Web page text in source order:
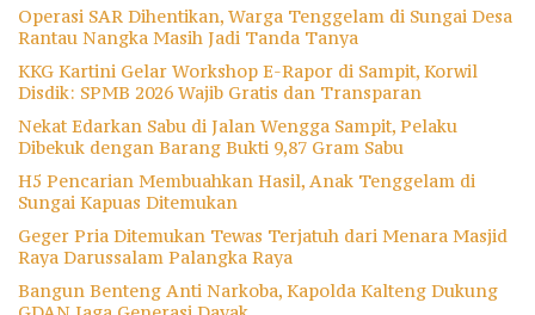
Operasi SAR Dihentikan, Warga Tenggelam di Sungai Desa
Rantau Nangka Masih Jadi Tanda Tanya
KKG Kartini Gelar Workshop E-Rapor di Sampit, Korwil
Disdik: SPMB 2026 Wajib Gratis dan Transparan
Nekat Edarkan Sabu di Jalan Wengga Sampit, Pelaku
Dibekuk dengan Barang Bukti 9,87 Gram Sabu
H5 Pencarian Membuahkan Hasil, Anak Tenggelam di
Sungai Kapuas Ditemukan
Geger Pria Ditemukan Tewas Terjatuh dari Menara Masjid
Raya Darussalam Palangka Raya
Bangun Benteng Anti Narkoba, Kapolda Kalteng Dukung